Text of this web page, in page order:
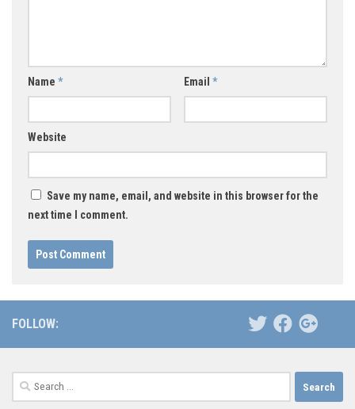
Name * Email *
Website
Save my name, email, and website in this browser for the
next time I comment.
FOLLOW:
Search
for: